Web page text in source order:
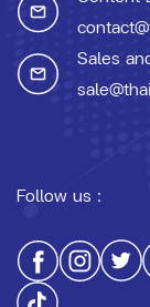
Sales
Follow us :